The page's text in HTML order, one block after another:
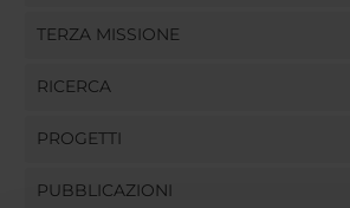
TERZA MISSIONE
RICERCA
PROGETTI
PUBBLICAZIONI